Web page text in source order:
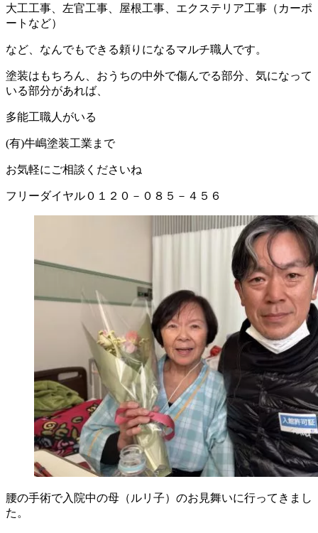
大工工事、左官工事、屋根工事、エクステリア工事（カーポ
ートなど）
など、なんでもできる頼りになるマルチ職人です。
塗装はもちろん、おうちの中外で傷んでる部分、気になって
いる部分があれば、
多能工職人がいる
(有)牛嶋塗装工業まで
お気軽にご相談くださいね
フリーダイヤル０１２０－０８５－４５６
腰の手術で入院中の母（ルリ子）のお見舞いに行ってきまし
た。